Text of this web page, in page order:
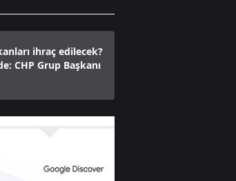
ihraç edilecek?
CHP Grup Başkanı